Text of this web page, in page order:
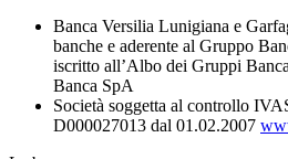
Banca Versilia Lunigiana e
banche e aderente al Gruppo
iscritto all’Albo dei Gruppi
Banca SpA
Società soggetta al controllo
D000027013 dal 01.02.2007